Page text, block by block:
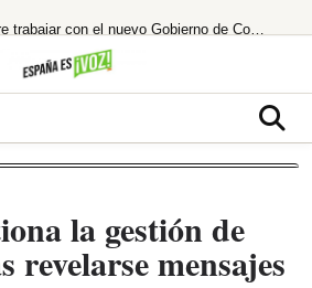
España quiere trabajar con el nuevo Gobierno de Colombia
un ojo de la cara?
rechazó un taquillazo que hizo historia
la gestión de
revelarse mensajes